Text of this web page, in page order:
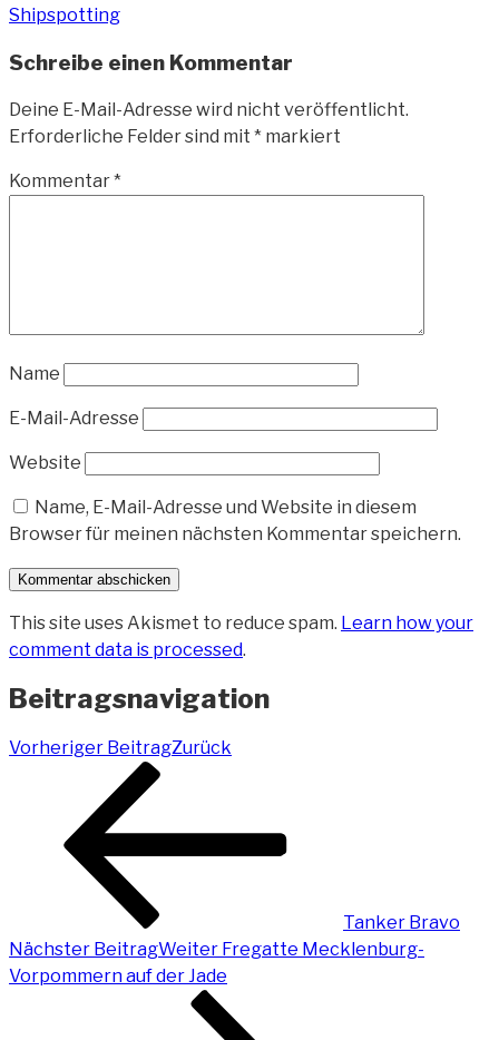
Shipspotting
Schreibe einen Kommentar
Deine E-Mail-Adresse wird nicht veröffentlicht.
Erforderliche Felder sind mit * markiert
Kommentar*
Name
E-Mail-Adresse
Website
Name, E-Mail-Adresse und Website in diesem
Browser für meinen nächsten Kommentar speichern.
This site uses Akismet to reduce spam. Learn how your
comment data is processed.
Beitragsnavigation
Vorheriger BeitragZurück
Tanker Bravo
Nächster BeitragWeiter Fregatte Mecklenburg-
Vorpommern auf der Jade